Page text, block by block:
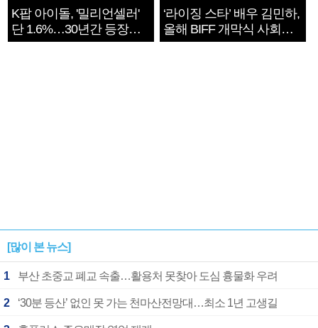
K팝 아이돌, '밀리언셀러'
단 1.6%…30년간 등장
1182개팀 전수조사
‘라이징 스타’ 배우 김민하,
올해 BIFF 개막식 사회자
확정
[많이 본 뉴스]
1 부산 초중교 폐교 속출…활용처 못찾아 도심 흉물화 우려
2 ‘30분 등산’ 없인 못 가는 천마산전망대…최소 1년 고생길